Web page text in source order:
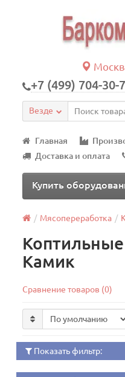
+7 (499) 704-30-
Везде
Главная
Доставка и оплата
Купить
Мясопереработка
Камик
Сравнение товаров (0)
Показать фильтр: